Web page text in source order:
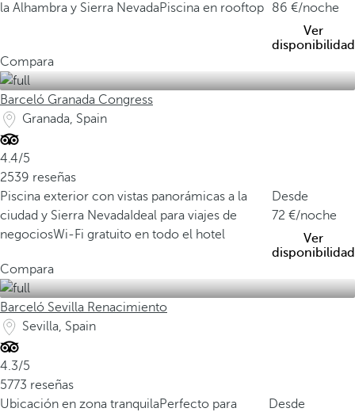
la Alhambra y Sierra NevadaPiscina en rooftop
86
/noche
Ver
disponibilidad
Compara
Barceló Granada Congress
Granada, Spain
4.4/5
2539 reseñas
Piscina exterior con vistas panorámicas a la
ciudad y Sierra Nevada Ideal para viajes de
negociosWi-Fi gratuito en todo el hotel
Desde
72
/noche
Ver
disponibilidad
Compara
Barceló Sevilla Renacimiento
Sevilla, Spain
4.3/5
5773 reseñas
Ubicación en zona tranquilaPerfecto para
Desde